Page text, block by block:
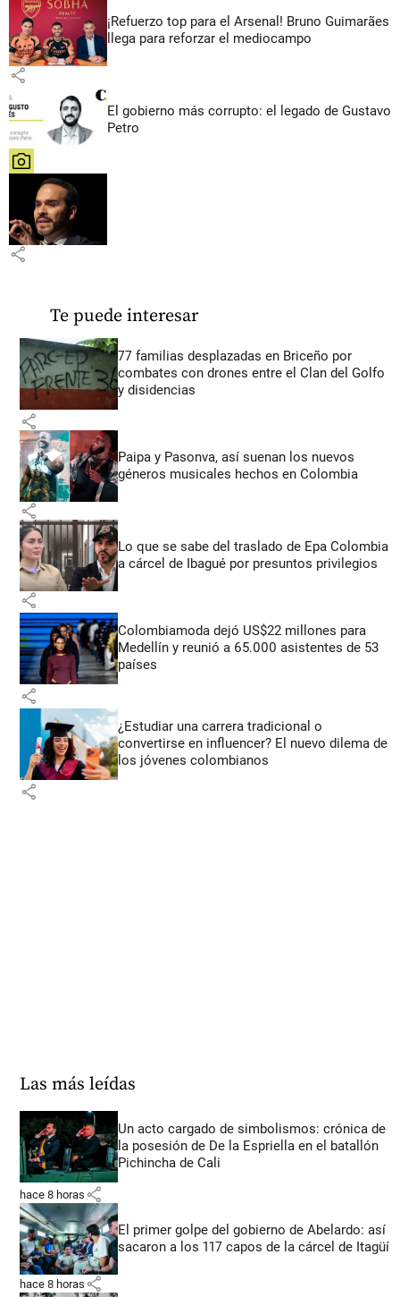
¡Refuerzo top para el Arsenal! Bruno Guimarães
llega para reforzar el mediocampo
share
El gobierno más corrupto: el legado de Gustavo
Petro
share
share
Te puede interesar
77 familias desplazadas en Briceño por
combates con drones entre el Clan del Golfo
y disidencias
share
Paipa y Pasonva, así suenan los nuevos
géneros musicales hechos en Colombia
share
Lo que se sabe del traslado de Epa Colombia
a cárcel de Ibagué por presuntos privilegios
share
Colombiamoda dejó US$22 millones para
Medellín y reunió a 65.000 asistentes de 53
países
share
¿Estudiar una carrera tradicional o
convertirse en influencer? El nuevo dilema de
los jóvenes colombianos
share
Las más leídas
Un acto cargado de simbolismos: crónica de
la posesión de De la Espriella en el batallón
Pichincha de Cali
hace 8 horas share
El primer golpe del gobierno de Abelardo: así
sacaron a los 117 capos de la cárcel de Itagüí
hace 8 horas share